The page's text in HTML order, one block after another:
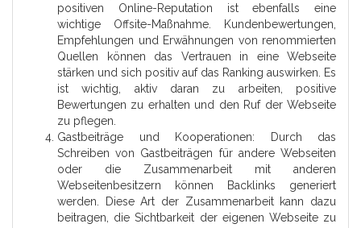
positiven Online-Reputation ist ebenfalls eine
wichtige Offsite-Maßnahme. Kundenbewertungen,
Empfehlungen und Erwähnungen von renommierten
Quellen können das Vertrauen in eine Webseite
stärken und sich positiv auf das Ranking auswirken. Es
ist wichtig, aktiv daran zu arbeiten, positive
Bewertungen zu erhalten und den Ruf der Webseite
zu pflegen.
Gastbeiträge und Kooperationen: Durch das
Schreiben von Gastbeiträgen für andere Webseiten
oder die Zusammenarbeit mit anderen
Webseitenbesitzern können Backlinks generiert
werden. Diese Art der Zusammenarbeit kann dazu
beitragen, die Sichtbarkeit der eigenen Webseite zu